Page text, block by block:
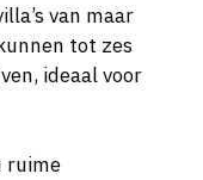
van maar
tot zes
ideaal voor
ruime